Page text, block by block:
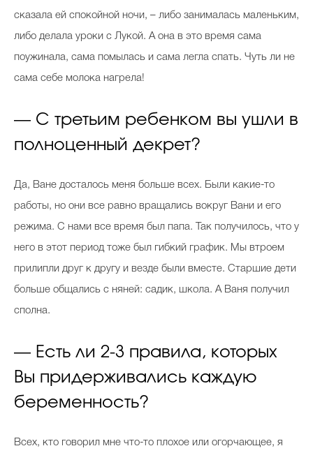
сказала ей спокойной ночи, – либо занималась маленьким,
либо делала уроки с Лукой. А она в это время сама
поужинала, сама помылась и сама легла спать. Чуть ли не
сама себе молока нагрела!
— С третьим ребенком вы ушли в
полноценный декрет?
Да, Ване досталось меня больше всех. Были какие-то
работы, но они все равно вращались вокруг Вани и его
режима. С нами все время был папа. Так получилось, что у
него в этот период тоже был гибкий график. Мы втроем
прилипли друг к другу и везде были вместе. Старшие дети
больше общались с няней: садик, школа. А Ваня получил
сполна.
— Есть ли 2-3 правила, которых
Вы придерживались каждую
беременность?
Всех, кто говорил мне что-то плохое или огорчающее, я